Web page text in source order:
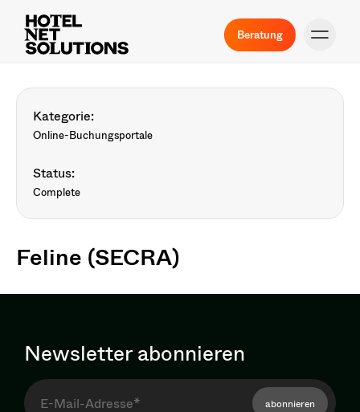
Beratung
Kategorie:
Online-Buchungsportale
Status:
Complete
Feline (SECRA)
Newsletter abonnieren
abonnieren